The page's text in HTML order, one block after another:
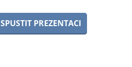
SPUSTIT PREZENTACI